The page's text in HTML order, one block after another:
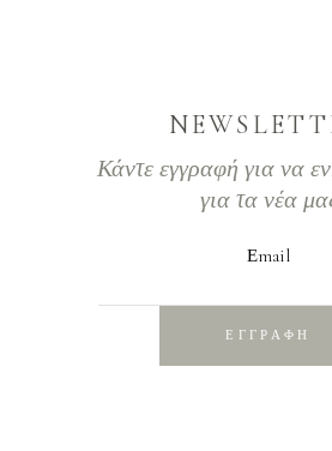
Κάντε εγγραφή για να
για τα νέα
Εmail
ΕΓΓΡΑΦΗ